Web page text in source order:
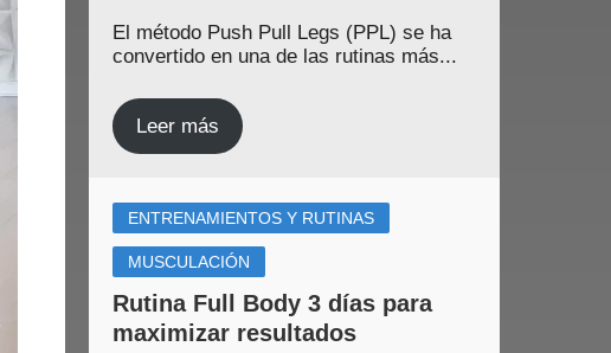
El método Push Pull Legs (PPL) se ha
convertido en una de las rutinas más...
Leer más
ENTRENAMIENTOS Y RUTINAS
MUSCULACIÓN
Rutina Full Body 3 días para
maximizar resultados